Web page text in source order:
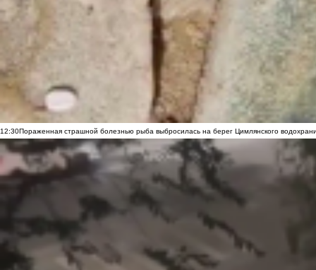
12:30Пораженная страшной болезнью рыба выбросилась на берег Цимлянского